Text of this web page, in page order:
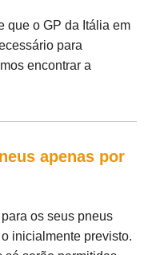
que o GP da Itália em
para
encontrar a
apenas por
os seus pneus
inicialmente previsto.